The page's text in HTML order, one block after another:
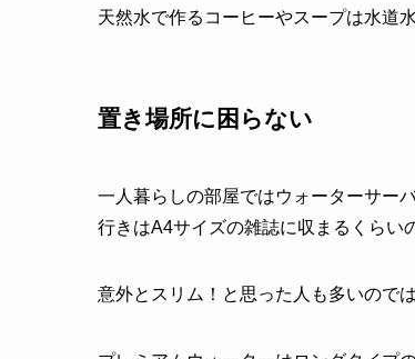
天然水で作るコーヒーやスープは水道
置き場所に困らない
一人暮らしの部屋ではウォーターサー
行きはA4サイズの雑誌に収まるくらい
意外とスリム！と思った人も多いのでは